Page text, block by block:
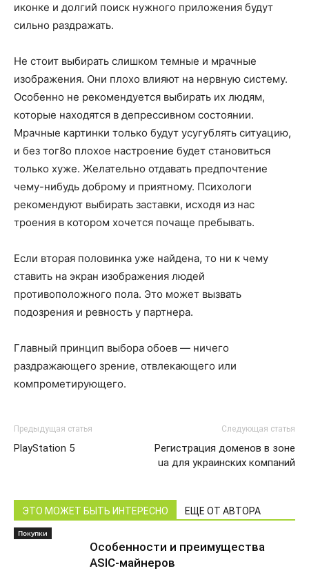
иконке и долгий поиск нужного приложения будут
сильно раздражать.
Не стоит выбирать слишком темные и мрачные
изображения. Они плохо влияют на нервную систему.
Особенно не рекомендуется выбирать их людям,
которые находятся в депрессивном состоянии.
Мрачные картинки только будут усугублять ситуацию,
и без тог8о плохое настроение будет становиться
только хуже. Желательно отдавать предпочтение
чему-нибудь доброму и приятному. Психологи
рекомендуют выбирать заставки, исходя из нас
троения в котором хочется почаще пребывать.
Если вторая половинка уже найдена, то ни к чему
ставить на экран изображения людей
противоположного пола. Это может вызвать
подозрения и ревность у партнера.
Главный принцип выбора обоев — ничего
раздражающего зрение, отвлекающего или
компрометирующего.
Предыдущая статья
PlayStation 5
Следующая статья
Регистрация доменов в зоне
ua для украинских компаний
ЭТО МОЖЕТ БЫТЬ ИНТЕРЕСНО ЕЩЕ ОТ АВТОРА
Покупки
Особенности и преимущества
ASIC-майнеров